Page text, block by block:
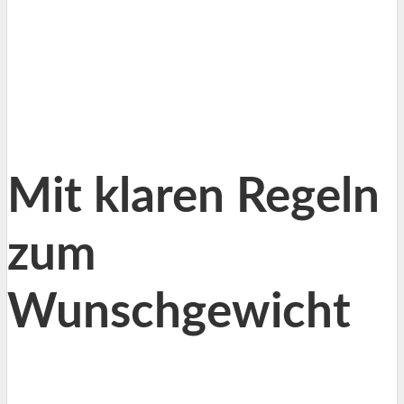
Mit klaren Regeln
zum
Wunschgewicht